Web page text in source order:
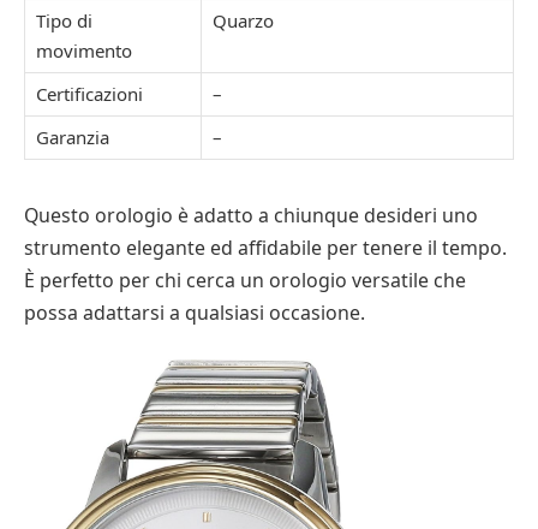
Tipo di
movimento
Quarzo
Certificazioni
–
Garanzia
–
Questo orologio è adatto a chiunque desideri uno
strumento elegante ed affidabile per tenere il tempo.
È perfetto per chi cerca un orologio versatile che
possa adattarsi a qualsiasi occasione.